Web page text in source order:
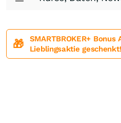
🎁
SMARTBROKER+ Bonus
Lieblingsaktie geschenkt!